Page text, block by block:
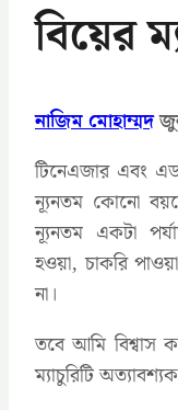
বিয়ের
নাজিম মোহাম্মদ
টিনেএজার এবং
ন্যূনতম কোনো
ন্যূনতম একটা
হওয়া, চাকরি
না।
তবে আমি বিশ্বাস
ম্যাচুরিটি